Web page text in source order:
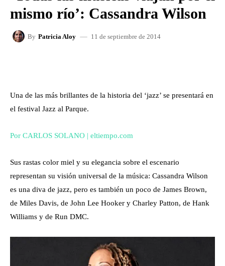
mismo río’: Cassandra Wilson
By Patricia Aloy 11 de septiembre de 2014
Una de las más brillantes de la historia del ‘jazz’ se presentará en
el festival Jazz al Parque.
Por CARLOS SOLANO | eltiempo.com
Sus rastas color miel y su elegancia sobre el escenario
representan su visión universal de la música: Cassandra Wilson
es una diva de jazz, pero es también un poco de James Brown,
de Miles Davis, de John Lee Hooker y Charley Patton, de Hank
Williams y de Run DMC.